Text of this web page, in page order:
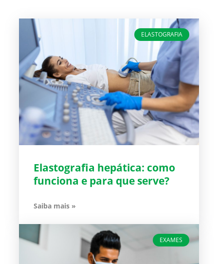
ELASTOGRAFIA
Elastografia hepática: como
funciona e para que serve?
Saiba mais »
EXAMES